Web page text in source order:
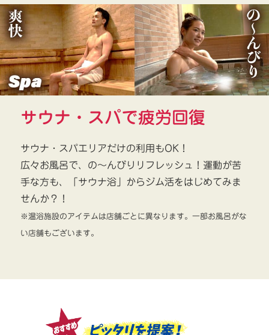
サウナ・スパで疲労回復
サウナ・スパエリアだけの利用もOK！
広々お風呂で、の～んびりリフレッシュ！運動が苦
手な方も、「サウナ浴」からジム活をはじめてみま
せんか？！
※温浴施設のアイテムは店舗ごとに異なります。一部お風呂がな
い店舗もございます。